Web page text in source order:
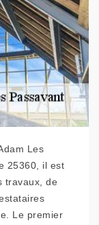
Les
25360, il est
travaux, de
Le premier